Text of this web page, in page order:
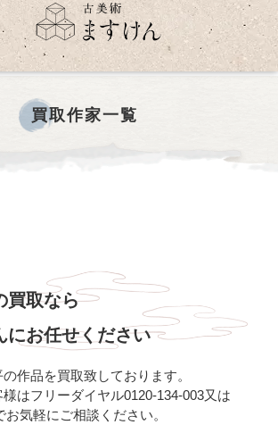
買取作家一覧
買取なら
にお任せください
作品を買取致しております。
はフリーダイヤル0120-134-003又は
気軽にご相談ください。